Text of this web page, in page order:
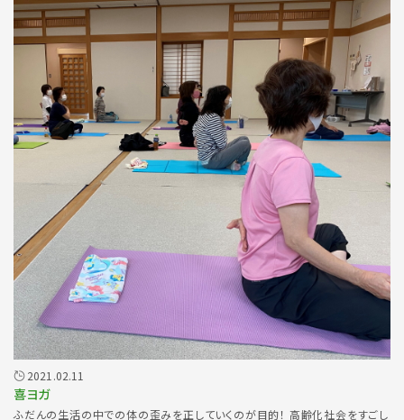
2021.02.11
喜ヨガ
ふだんの生活の中での体の歪みを正していくのが目的！ 高齢化社会をすごし